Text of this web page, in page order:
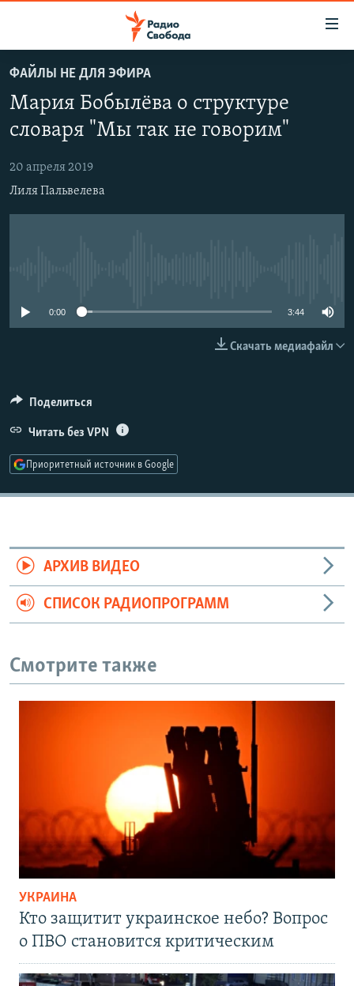
упрощенного
доступа
Вернуться
содержанию
Вернутся
поиску
ПРОГРАММЫ
ПОДКАСТЫ
АВТОРСКИЕ ПРОЕКТЫ
ЦИТАТЫ СВОБОДЫ
МНЕНИЯ
СЕВЕР.РЕАЛИИ
ПОДПИШИТЕСЬ НА РАССЫЛКУ
СОЦИАЛЬНЫЕ СЕТИ
Все сайты РСЕ/РС
ФАЙЛЫ НЕ ДЛЯ ЭФИРА
Мария Бобылёва о структуре
словаря "Мы так не говорим"
20 апреля 2019
Лиля Пальвелева
0:00 3:44
Скачать медиафайл
Поделиться
Читать без VPN
Приоритетный источник в Google
АРХИВ ВИДЕО
СПИСОК РАДИОПРОГРАММ
Смотрите также
УКРАИНА
Кто защитит украинское небо? Вопрос
о ПВО становится критическим